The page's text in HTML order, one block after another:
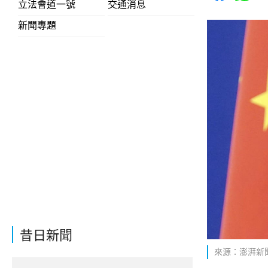
立法會道一號
交通消息
新聞專題
昔日新聞
來源：澎湃新